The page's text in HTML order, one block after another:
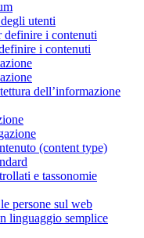
utenti
definire i contenuti
i contenuti
dell’informazione
(content type)
e tassonomie
persone sul web
linguaggio semplice